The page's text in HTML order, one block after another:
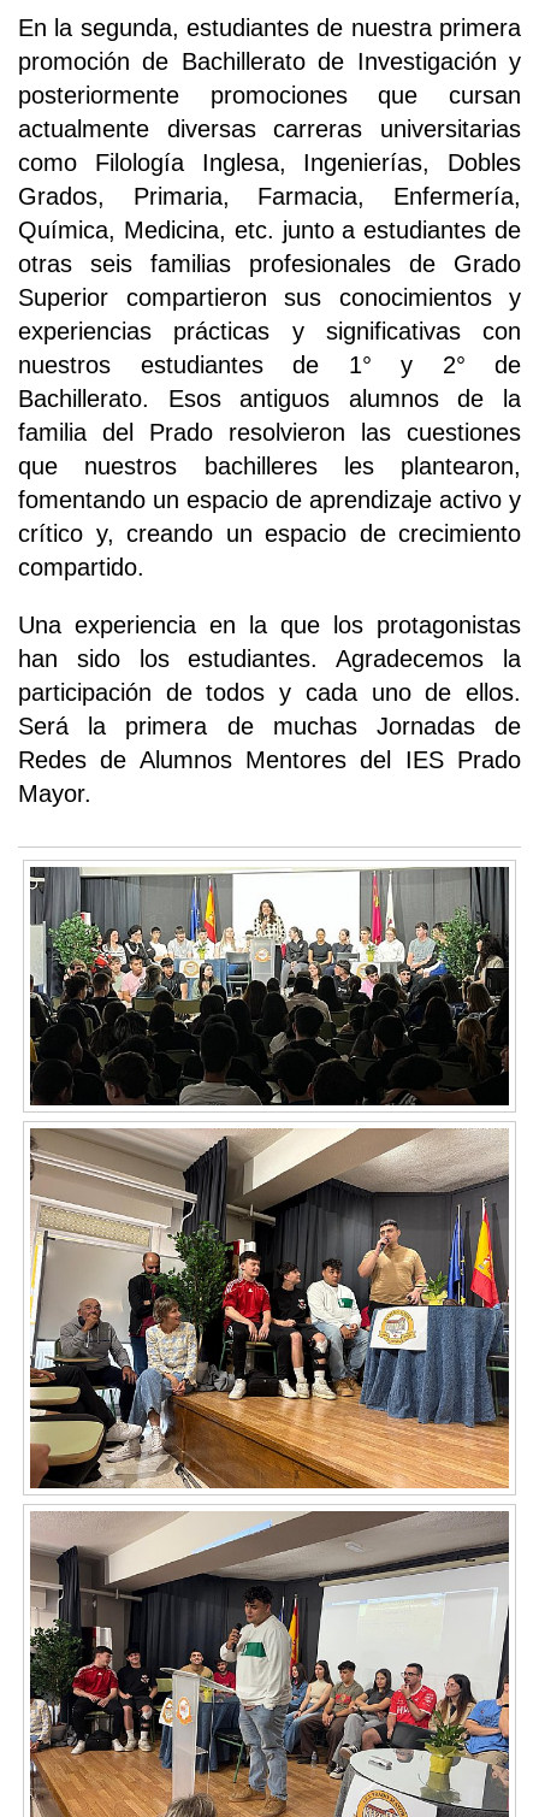
En la segunda, estudiantes de nuestra primera
promoción de Bachillerato de Investigación y
posteriormente promociones que cursan
actualmente diversas carreras universitarias
como Filología Inglesa, Ingenierías, Dobles
Grados, Primaria, Farmacia, Enfermería,
Química, Medicina, etc. junto a estudiantes de
otras seis familias profesionales de Grado
Superior compartieron sus conocimientos y
experiencias prácticas y significativas con
nuestros estudiantes de 1° y 2° de
Bachillerato. Esos antiguos alumnos de la
familia del Prado resolvieron las cuestiones
que nuestros bachilleres les plantearon,
fomentando un espacio de aprendizaje activo y
crítico y, creando un espacio de crecimiento
compartido.
Una experiencia en la que los protagonistas
han sido los estudiantes. Agradecemos la
participación de todos y cada uno de ellos.
Será la primera de muchas Jornadas de
Redes de Alumnos Mentores del IES Prado
Mayor.